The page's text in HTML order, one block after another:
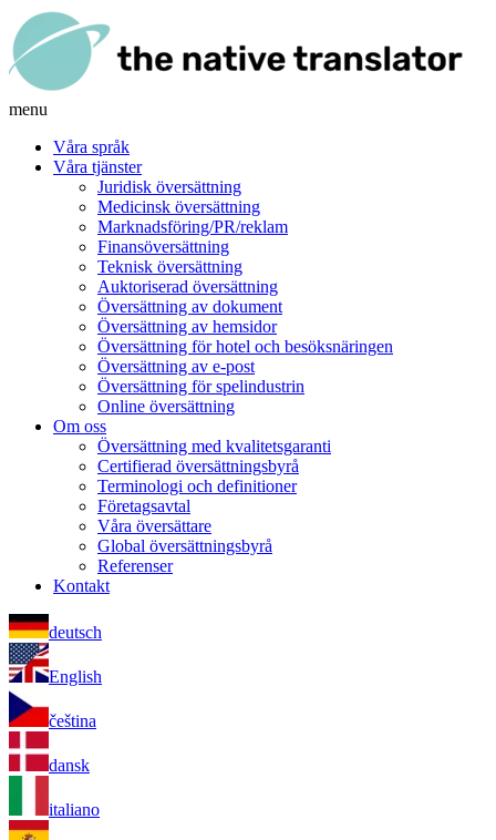
menu
Våra språk
Våra tjänster
Juridisk översättning
Medicinsk översättning
Marknadsföring/PR/reklam
Finansöversättning
Teknisk översättning
Auktoriserad översättning
Översättning av dokument
Översättning av hemsidor
Översättning för hotel och besöksnäringen
Översättning av e-post
Översättning för spelindustrin
Online översättning
Om oss
Översättning med kvalitetsgaranti
Certifierad översättningsbyrå
Terminologi och definitioner
Företagsavtal
Våra översättare
Global översättningsbyrå
Referenser
Kontakt
deutsch
English
čeština
dansk
italiano